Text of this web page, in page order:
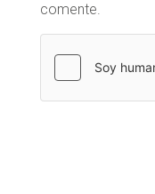
comente.